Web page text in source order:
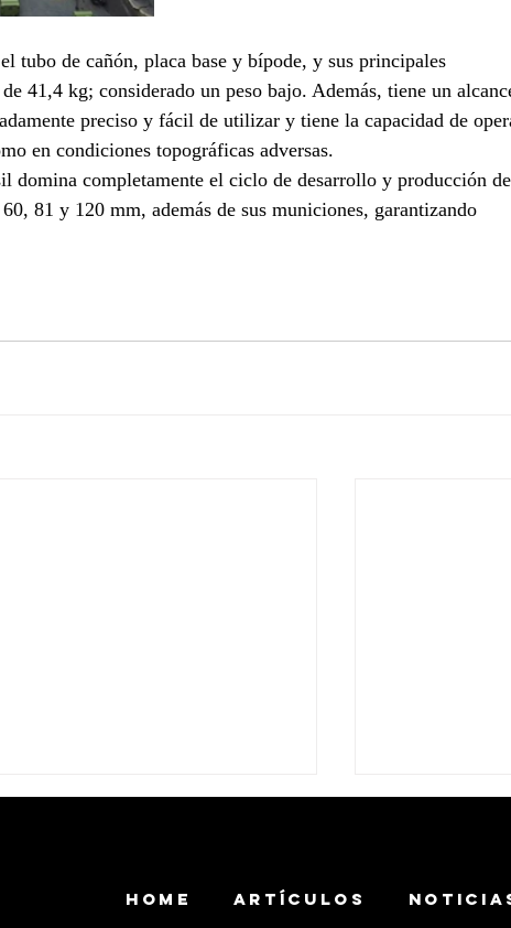
tubo de cañón, placa base y bípode, y sus principales
41,4 kg; considerado un peso bajo. Además, tiene un
preciso y fácil de utilizar y tiene la capacidad de
en condiciones topográficas adversas.
domina completamente el ciclo de desarrollo y producción de
81 y 120 mm, además de sus municiones, garantizando
HOME ARTÍCULOS